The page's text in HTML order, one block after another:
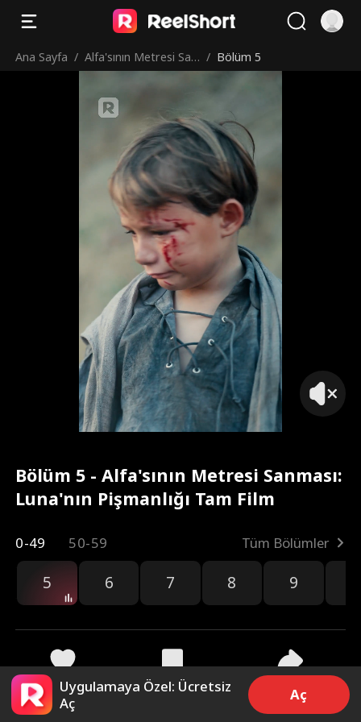
Ana Sayfa / Alfa'sının Metresi San
nlığı
/ Bölüm 5
Bölüm 5 - Alfa'sının Metresi Sanması:
Luna'nın Pişmanlığı Tam Film
0-49 50-59 Tüm Bölümler
5 6 7 8 9
1k 8.3k Paylaş
Uygulamaya Özel: Ücretsiz
Aç
Aç